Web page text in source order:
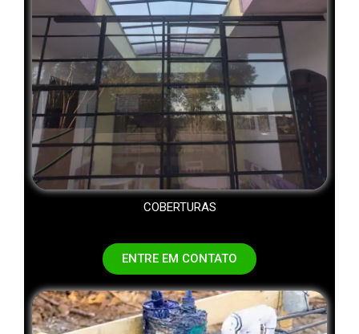
COBERTURAS
ENTRE EM CONTATO